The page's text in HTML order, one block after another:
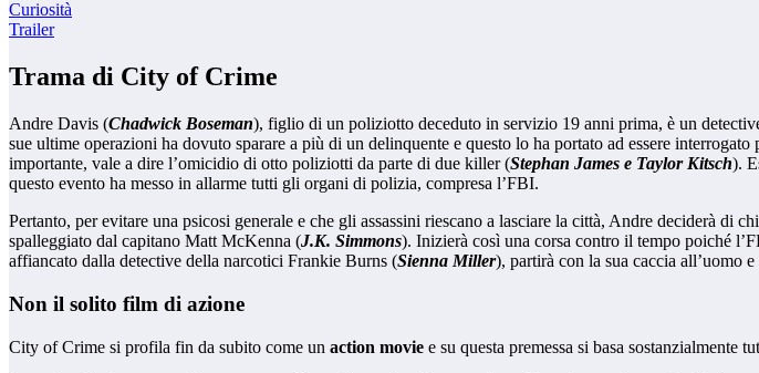
Curiosità
Trailer
Trama di City of Crime
Andre Davis (Chadwick Boseman), figlio di un poliziotto deceduto in servizio 19 anni prima, è un
sue ultime operazioni ha dovuto sparare a più di un delinquente e questo lo ha portato ad essere
importante, vale a dire l’omicidio di otto poliziotti da parte di due killer (Stephan James e Taylor Kitsch).
questo evento ha messo in allarme tutti gli organi di polizia, compresa l’FBI.
Pertanto, per evitare una psicosi generale e che gli assassini riescano a lasciare la città, Andre deciderà
spalleggiato dal capitano Matt McKenna (J.K. Simmons). Inizierà così una corsa contro il tempo poiché
affiancato dalla detective della narcotici Frankie Burns (Sienna Miller), partirà con la sua caccia all’uomo
Non il solito film di azione
City of Crime si profila fin da subito come un action movie e su questa premessa si basa sostanzialmente